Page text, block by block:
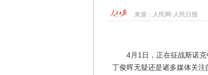
来源： 人民网-人民日报
4月1日，正在征战斯诺克
丁俊晖无疑还是诸多媒体关注